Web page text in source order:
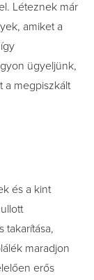
Léteznek már
amiket a
ügyeljünk,
a megpiszkált
és a kint
takarítása,
maradjon
erős